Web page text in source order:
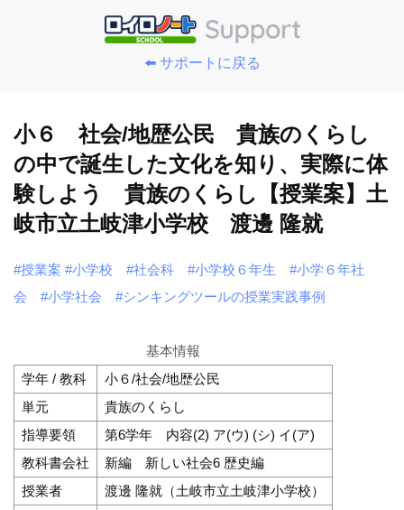
⬅️ サポートに戻る
小６ 社会/地歴公民 貴族のくらし
の中で誕生した文化を知り、実際に体
験しよう 貴族のくらし【授業案】土
岐市立土岐津小学校 渡邊 隆就
#授業案 #小学校 #社会科 #小学校６年生
#小学６年社
会
#小学社会 #シンキングツールの授業実践事例
基本情報
学年 / 教科
小６/社会/地歴公民
単元
貴族のくらし
指導要領
第6学年 内容(2) ア(ウ) (シ) イ(ア)
教科書会社
新編 新しい社会6 歴史編
授業者
渡邊 隆就（土岐市立土岐津小学校）